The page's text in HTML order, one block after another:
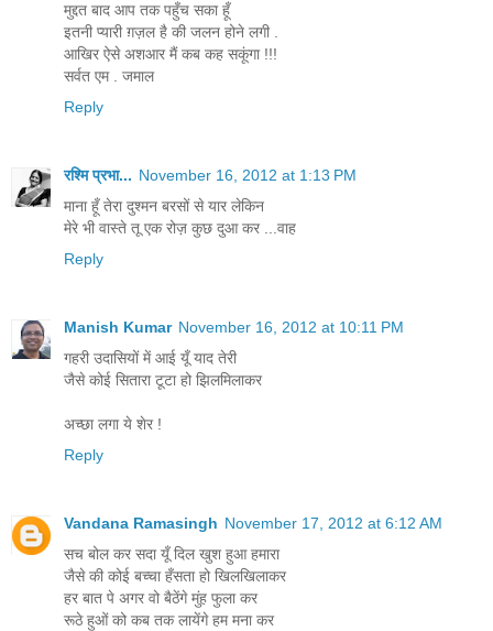
मुद्दत बाद आप तक पहुँच सका हूँ
इतनी प्यारी ग़ज़ल है की जलन होने लगी .
आखिर ऐसे अशआर मैं कब कह सकूंगा !!!
सर्वत एम . जमाल
Reply
रश्मि प्रभा... November 16, 2012 at 1:13 PM
माना हूँ तेरा दुश्मन बरसों से यार लेकिन
मेरे भी वास्ते तू एक रोज़ कुछ दुआ कर ...वाह
Reply
Manish Kumar November 16, 2012 at 10:11 PM
गहरी उदासियों में आई यूँ याद तेरी
जैसे कोई सितारा टूटा हो झिलमिलाकर
अच्छा लगा ये शेर !
Reply
Vandana Ramasingh November 17, 2012 at 6:12 AM
सच बोल कर सदा यूँ दिल खुश हुआ हमारा
जैसे की कोई बच्चा हँसता हो खिलखिलाकर
हर बात पे अगर वो बैठेंगे मुंह फुला कर
रूठे हुओं को कब तक लायेंगे हम मना कर